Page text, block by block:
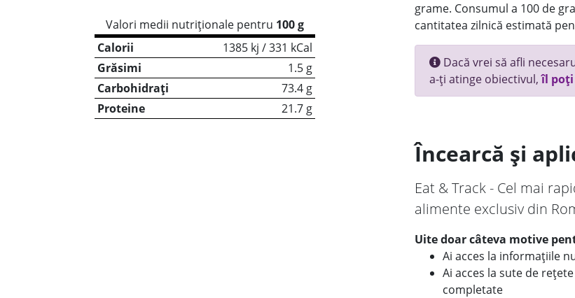
Valori medii nutriționale pentru 100 g
Calorii
1385 kj / 331 kCal
Grăsimi
1.5 g
Carbohidrați
73.4 g
Proteine
21.7 g
grame. Consumul a 100 de
cantitatea zilnică estimată
Dacă vrei să afli
a-ți atinge obiectivul,îl poți
Încearcă și
Eat & Track - Cel mai
alimente exclusiv din
Uite doar câteva motive
Ai acces la informațiile
Ai acces la sute de
completate